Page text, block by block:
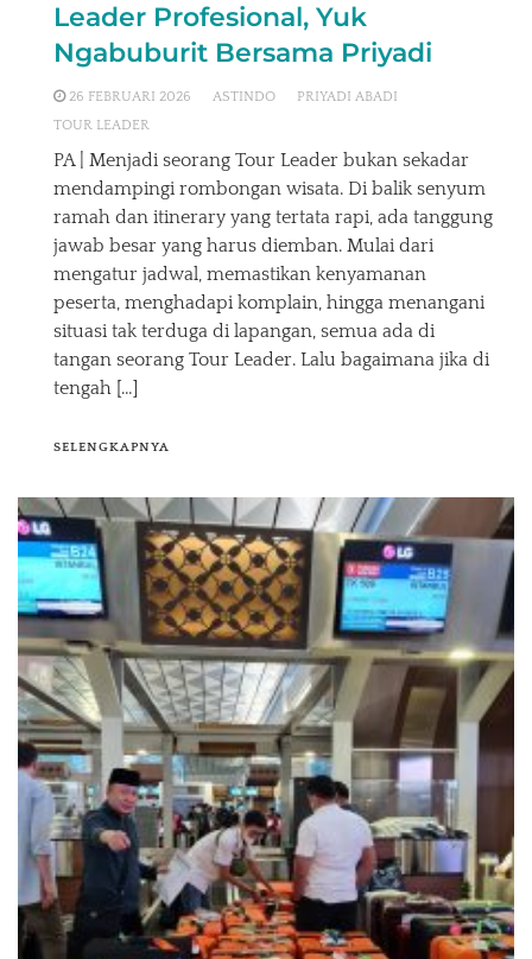
Leader Profesional, Yuk
Ngabuburit Bersama Priyadi
26 FEBRUARI 2026 ASTINDO
PRIYADI ABADI
TOUR LEADER
PA | Menjadi seorang Tour Leader bukan sekadar
mendampingi rombongan wisata. Di balik senyum
ramah dan itinerary yang tertata rapi, ada tanggung
jawab besar yang harus diemban. Mulai dari
mengatur jadwal, memastikan kenyamanan
peserta, menghadapi komplain, hingga menangani
situasi tak terduga di lapangan, semua ada di
tangan seorang Tour Leader. Lalu bagaimana jika di
tengah […]
SELENGKAPNYA